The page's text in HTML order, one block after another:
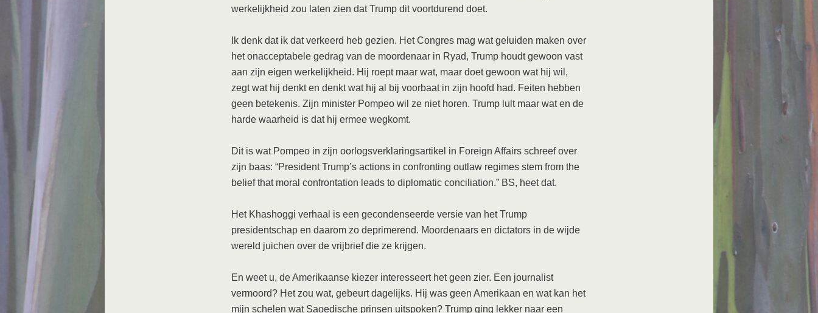
werkelijkheid zou laten zien dat Trump dit voortdurend doet.
Ik denk dat ik dat verkeerd heb gezien. Het Congres mag wat geluiden maken over
het onacceptabele gedrag van de moordenaar in Ryad, Trump houdt gewoon vast
aan zijn eigen werkelijkheid. Hij roept maar wat, maar doet gewoon wat hij wil,
zegt wat hij denkt en denkt wat hij al bij voorbaat in zijn hoofd had. Feiten hebben
geen betekenis. Zijn minister Pompeo wil ze niet horen. Trump lult maar wat en de
harde waarheid is dat hij ermee wegkomt.
Dit is wat Pompeo in zijn oorlogsverklaringsartikel in Foreign Affairs schreef over
zijn baas: “President Trump’s actions in confronting outlaw regimes stem from the
belief that moral confrontation leads to diplomatic conciliation.” BS, heet dat.
Het Khashoggi verhaal is een gecondenseerde versie van het Trump
presidentschap en daarom zo deprimerend. Moordenaars en dictators in de wijde
wereld juichen over de vrijbrief die ze krijgen.
En weet u, de Amerikaanse kiezer interesseert het geen zier. Een journalist
vermoord? Het zou wat, gebeurt dagelijks. Hij was geen Amerikaan en wat kan het
mijn schelen wat Saoedische prinsen uitspoken? Trump ging lekker naar een